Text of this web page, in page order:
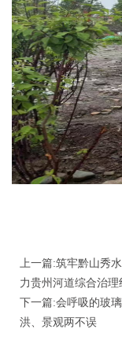
上一篇:筑牢黔山秀
力贵州河道综合治理
下一篇:会呼吸的玻
洪、景观两不误